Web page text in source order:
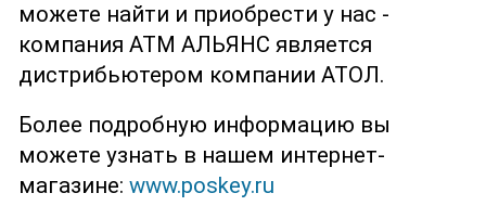
можете найти и приобрести у нас -
компания АТМ АЛЬЯНС является
дистрибьютером компании АТОЛ.
Более подробную информацию вы
можете узнать в нашем интернет-
магазине: www.poskey.ru